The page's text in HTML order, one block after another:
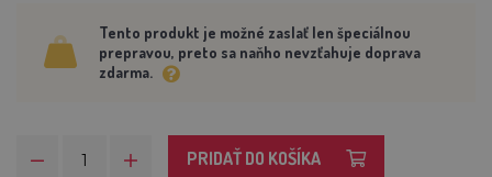
Tento produkt je možné zaslať len špeciálnou
prepravou, preto sa naňho nevzťahuje doprava
zdarma.
PRIDAŤ DO KOŠÍKA